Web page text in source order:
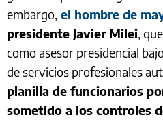
embargo, el hombre de
presidente Javier Milei,
como asesor presidencial
de servicios profesionales
planilla de funcionarios
sometido a los controles